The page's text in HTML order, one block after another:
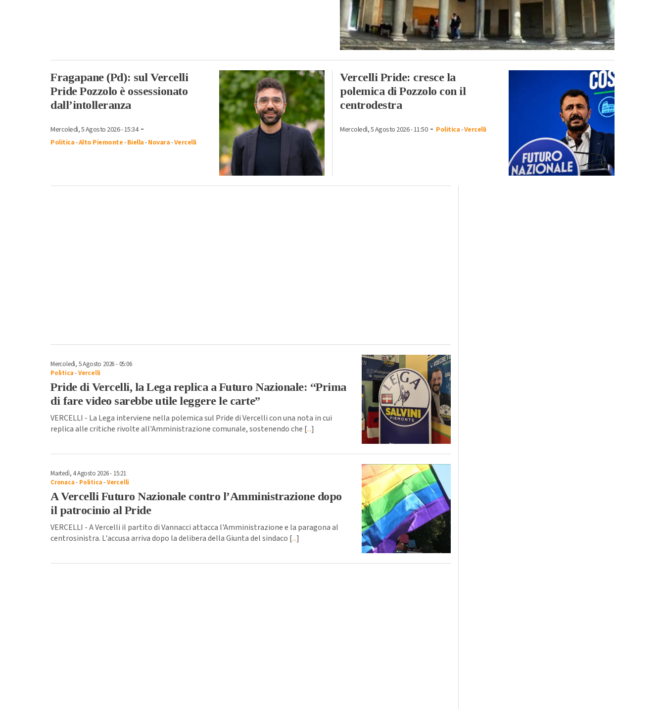
Fragapane (Pd): sul Vercelli
Pride Pozzolo è ossessionato
dall’intolleranza
Mercoledì, 5 Agosto 2026 - 15:34-
Politica-Alto Piemonte-Biella-Novara-Vercelli
Vercelli Pride: cresce la
polemica di Pozzolo con il
centrodestra
Mercoledì, 5 Agosto 2026 - 11:50- Politica-Vercelli
Mercoledì, 5 Agosto 2026 - 05:06
Politica-Vercelli
Pride di Vercelli, la Lega replica a Futuro Nazionale: “Prima
di fare video sarebbe utile leggere le carte”
VERCELLI - La Lega interviene nella polemica sul Pride di Vercelli con una nota in cui
replica alle critiche rivolte all'Amministrazione comunale, sostenendo che [...]
Martedì, 4 Agosto 2026 - 15:21
Cronaca- Politica-Vercelli
A Vercelli Futuro Nazionale contro l’Amministrazione dopo
il patrocinio al Pride
VERCELLI - A Vercelli il partito di Vannacci attacca l'Amministrazione e la paragona al
centrosinistra. L'accusa arriva dopo la delibera della Giunta del sindaco [...]